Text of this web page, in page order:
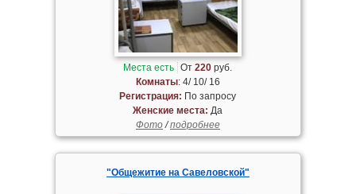
Места есть От220 руб.
Комнаты: 4/ 10/ 16
Регистрация: По запросу
Женские места: Да
Фото/подробнее
"Общежитие на Савеловской"